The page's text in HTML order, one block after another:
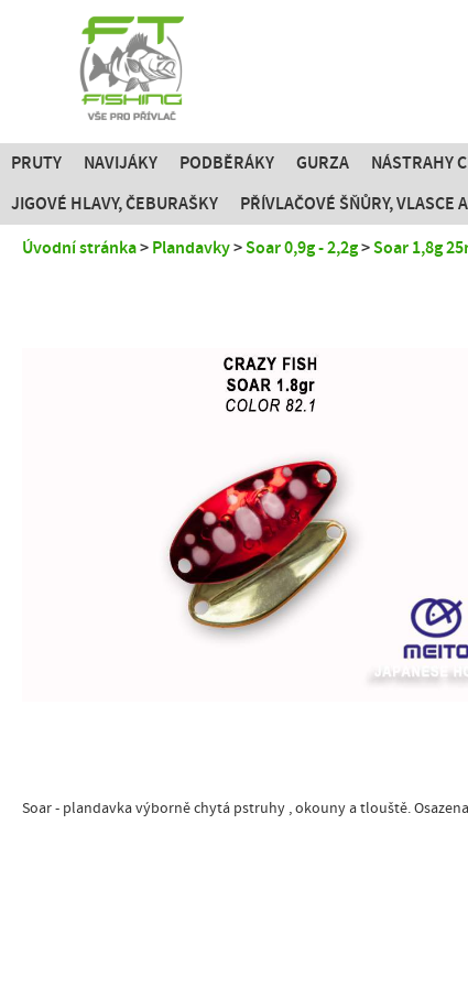
PRUTY NAVIJÁKY PODBĚRÁKY GURZA NÁSTRAHY
JIGOVÉ HLAVY, ČEBURAŠKY PŘÍVLAČOVÉ ŠŇŮRY, VLASCE
Úvodní stránka Plandavky Soar 0,9g - 2,2g Soar 1,8g
Soar - plandavka výborně chytá pstruhy , okouny a tlouště.